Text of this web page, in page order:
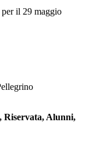
il 29 maggio
Riservata, Alunni,